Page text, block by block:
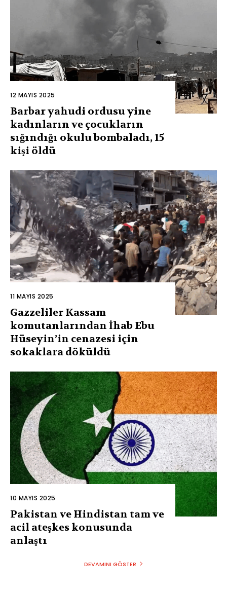
12 MAYIS 2025
Barbar yahudi ordusu yine
kadınların ve çocukların
sığındığı okulu bombaladı, 15
kişi öldü
11 MAYIS 2025
Gazzeliler Kassam
komutanlarından İhab Ebu
Hüseyin’in cenazesi için
sokaklara döküldü
10 MAYIS 2025
Pakistan ve Hindistan tam ve
acil ateşkes konusunda
anlaştı
DEVAMINI GÖSTER